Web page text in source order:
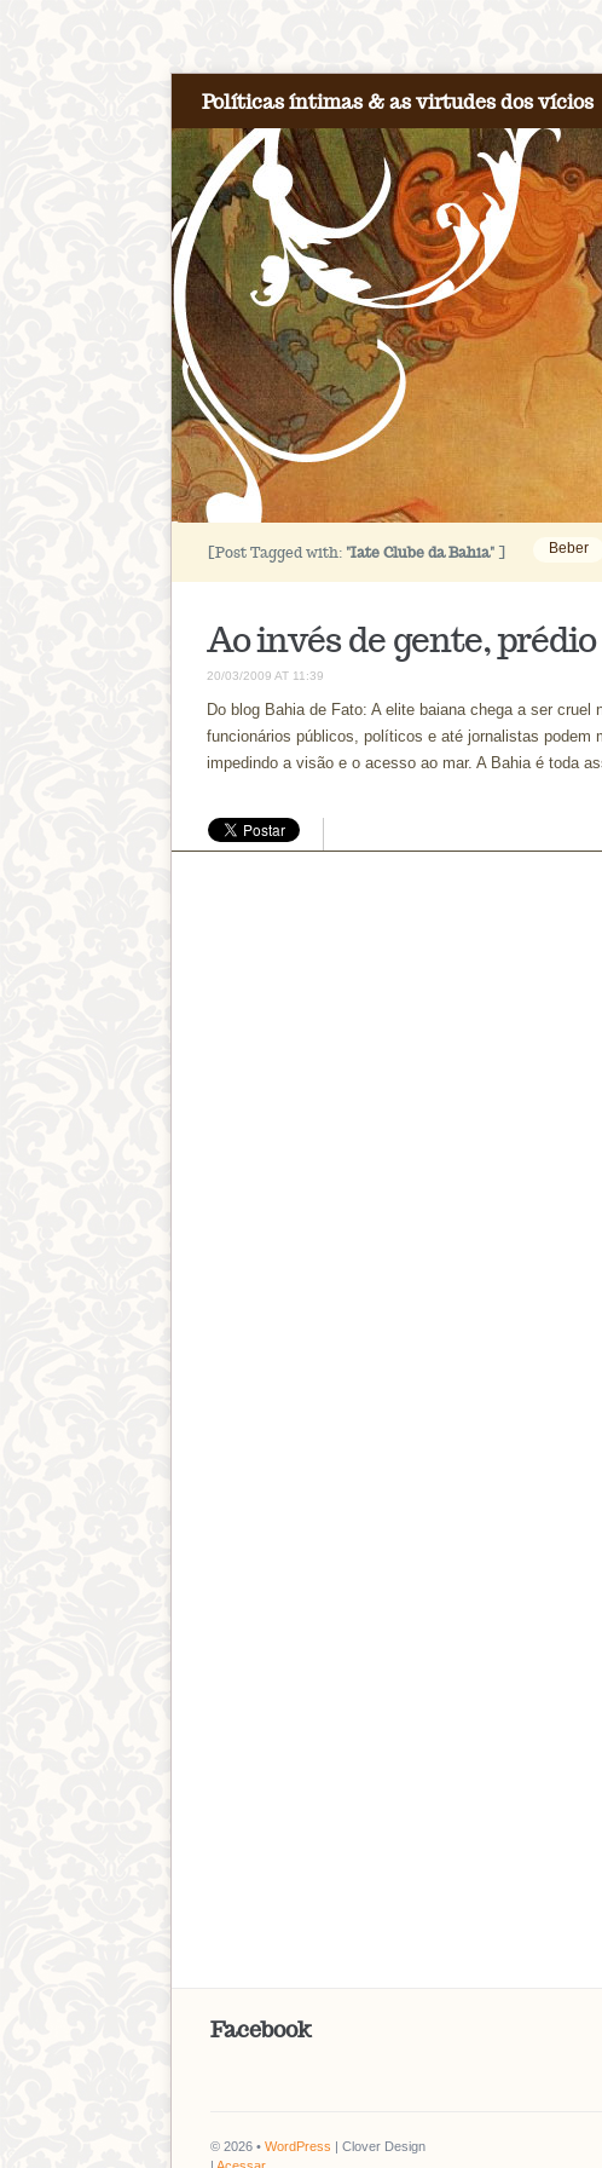
Políticas íntimas & as virtudes dos vícios
[Post Tagged with: "Iate Clube da Bahia" ] Beber
Ao invés de gente, prédio
20/03/2009 AT 11:39
Do blog Bahia de Fato: A elite baiana chega a ser
funcionários públicos, políticos e até jornalistas podem
impedindo a visão e o acesso ao mar. A Bahia é toda
Facebook
© 2026 • WordPress | Clover Design